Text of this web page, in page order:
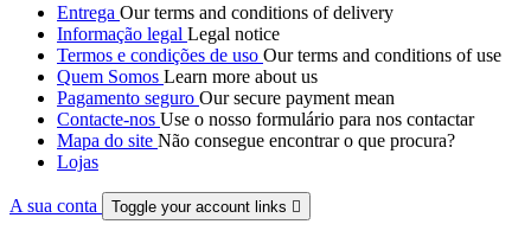
Entrega Our terms and conditions of delivery
Informação legal Legal notice
Termos e condições de uso Our terms and conditions of use
Quem Somos Learn more about us
Pagamento seguro Our secure payment mean
Contacte-nos Use o nosso formulário para nos contactar
Mapa do site Não consegue encontrar o que procura?
Lojas
A sua conta Toggle your account links 